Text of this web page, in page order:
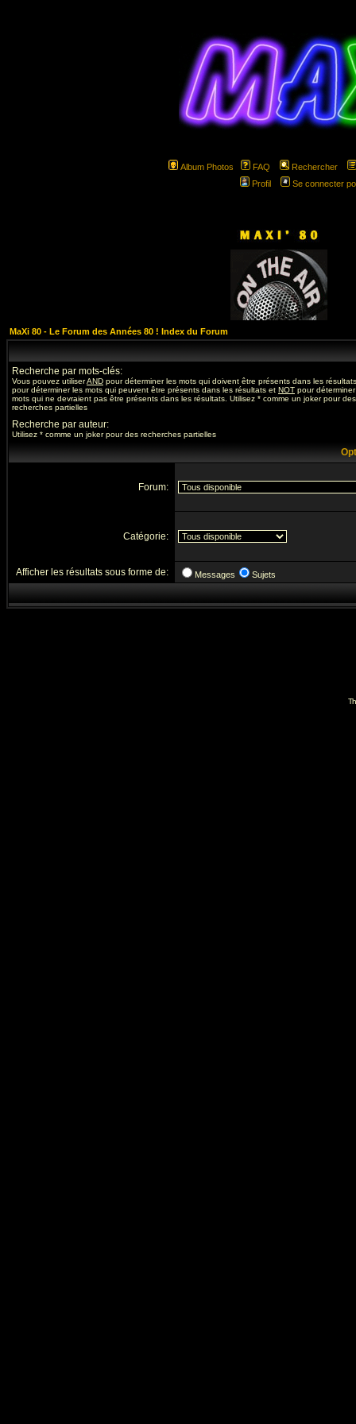
Album Photos FAQ
Rechercher
Profil
Se connecter
MaXi 80 - Le Forum des Années 80 ! Index du Forum
Recherche par mots-clés:
Vous pouvez utiliserAND pour déterminer les mots qui doivent être présents dans les
pour déterminer les mots qui peuvent être présents dans les résultats et NOT pour
mots qui ne devraient pas être présents dans les résultats. Utilisez * comme un joker pour des
recherches partielles
Recherche par auteur:
Utilisez * comme un joker pour des recherches partielles
Forum:
Catégorie:
Afficher les résultats sous forme de: Messages Sujets